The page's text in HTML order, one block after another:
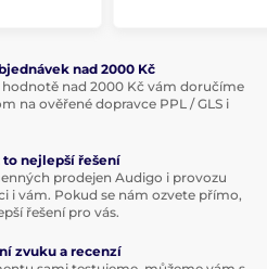
nad 2000 Kč
nad 2000 Kč vám doručíme
na ověřené dopravce PPL / GLS i
nejlepší řešení
prodejen Audigo i provozu
i vám. Pokud se nám ozvete přímo,
řešení pro vás.
zvuku a recenzí